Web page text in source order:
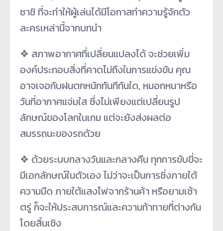
ซาชิ ที่จะทำให้ผู้เล่นได้มีโอกาสทำความรู้จักตัว
ละครเหล่านี้จากบทนำ
❖ สภาพอากาศที่เปลี่ยนแปลงได้ จะช่วยเพิ่ม
องค์ประกอบสิ่งที่คาดไม่ถึงในการแข่งขัน คุณ
อาจเจอกับฝนตกหนักทันทีทันใด, หมอกหนาหรือ
วันที่อากาศแจ่มใส ซึ่งไม่เพียงแต่เปลี่ยนรูป
ลักษณ์ของโลกในเกม แต่จะยังส่งผลต่อ
สมรรถนะของรถด้วย
❖ ด้วยระบบกลางวันและกลางคืน ทุกการขับขี่จะ
มีเอกลักษณ์ในตัวเอง ไม่ว่าจะเป็นการซิ่งภายใต้
ความมืด ภายใต้แสงไฟจากร้านค้า หรือยามเช้า
ตรู่ ก็จะให้ประสบการณ์และความท้าทายที่ต่างกัน
โดยสิ้นเชิง